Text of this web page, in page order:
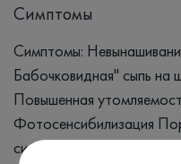
Симптомы
Симптомы:
Бабочковидная" сыпь на
Повышенная
Фотосенсибилизация
системы